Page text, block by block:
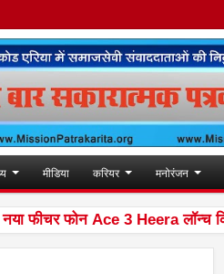
मीडिया करियर मनोरंजन
फोन Ace 3 Heera लॉन्च किया